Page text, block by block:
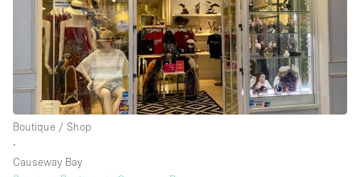
Boutique / Shop
∙
Causeway Bay